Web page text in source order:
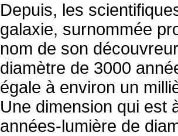
Depuis, les
galaxie, surnommée
nom de son
diamètre de 3000
égale à environ un
Une dimension qui est
années-lumière de